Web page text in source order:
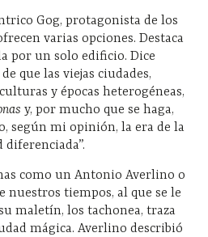
Gog, protagonista de los
varias opciones. Destaca
por un solo edificio. Dice
que las viejas ciudades,
y épocas heterogéneas,
y, por mucho que se haga,
según mi opinión, la era de la
como un Antonio Averlino o
nuestros tiempos, al que se le
maletín, los tachonea, traza
mágica. Averlino describió